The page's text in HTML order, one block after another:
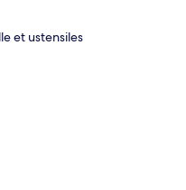
et ustensiles